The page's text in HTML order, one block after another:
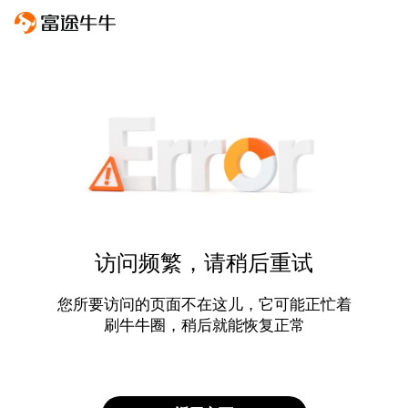
访问频繁，请稍后重试
您所要访问的页面不在这儿，它可能正忙着
刷牛牛圈，稍后就能恢复正常